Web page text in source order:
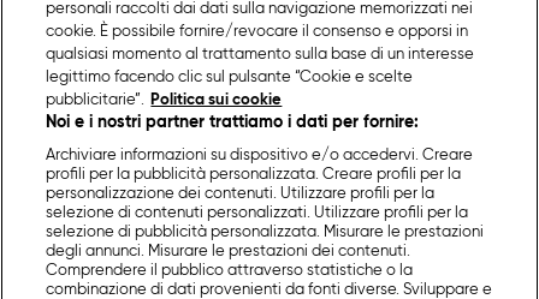
personali raccolti dai dati sulla navigazione memorizzati nei
cookie. È possibile fornire/revocare il consenso e opporsi in
qualsiasi momento al trattamento sulla base di un interesse
legittimo facendo clic sul pulsante “Cookie e scelte
pubblicitarie”.
Politica sui cookie
Noi e i nostri partner trattiamo i dati per fornire:
Archiviare informazioni su dispositivo e/o accedervi. Creare
profili per la pubblicità personalizzata. Creare profili per la
personalizzazione dei contenuti. Utilizzare profili per la
selezione di contenuti personalizzati. Utilizzare profili per la
selezione di pubblicità personalizzata. Misurare le prestazioni
degli annunci. Misurare le prestazioni dei contenuti.
Comprendere il pubblico attraverso statistiche o la
combinazione di dati provenienti da fonti diverse. Sviluppare e